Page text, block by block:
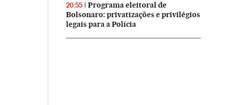
20:55
Programa eleitoral de
Bolsonaro: privatizações e privilégios
legais para a Polícia